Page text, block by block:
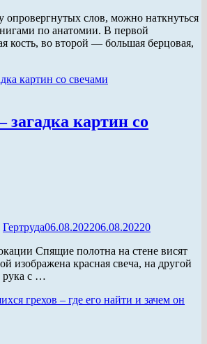
опровергнутых слов, можно наткнуться
по анатомии. В первой
кость, во второй — большая берцовая,
загадка картин со
Гертруда06.08.202206.08.20220
Спящие полотна на стене висят
изображена красная свеча, на другой
рука с …